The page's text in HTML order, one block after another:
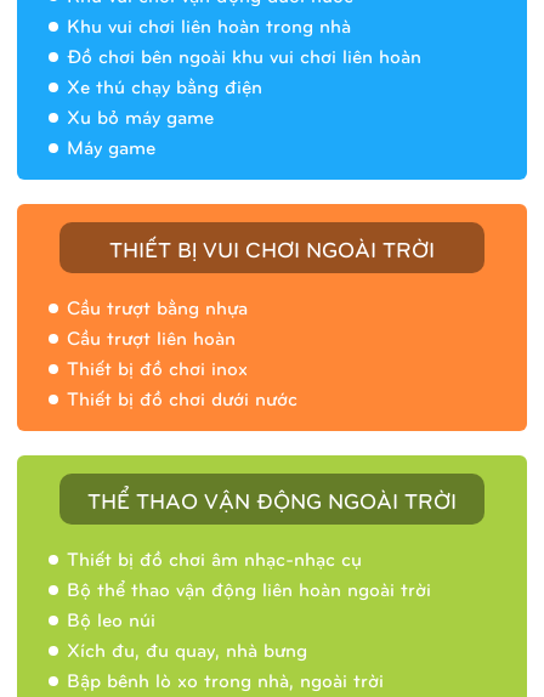
Khu vui chơi liên hoàn trong nhà
Đồ chơi bên ngoài khu vui chơi liên hoàn
Xe thú chạy bằng điện
Xu bỏ máy game
Máy game
THIẾT BỊ VUI CHƠI NGOÀI TRỜI
Cầu trượt bằng nhựa
Cầu trượt liên hoàn
Thiết bị đồ chơi inox
Thiết bị đồ chơi dưới nước
THỂ THAO VẬN ĐỘNG NGOÀI TRỜI
Thiết bị đồ chơi âm nhạc-nhạc cụ
Bộ thể thao vận động liên hoàn ngoài trời
Bộ leo núi
Xích đu, đu quay, nhà bưng
Bập bênh lò xo trong nhà, ngoài trời